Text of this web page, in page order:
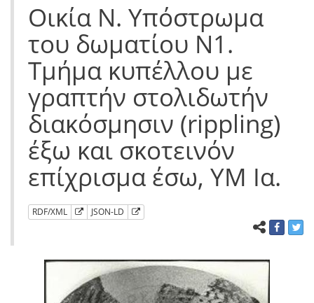
Οικία Ν. Υπόστρωμα
του δωματίου Ν1.
Τμήμα κυπέλλου με
γραπτήν στολιδωτήν
διακόσμησιν (rippling)
έξω και σκοτεινόν
επίχρισμα έσω, ΥΜ Ια.
RDF/XML JSON-LD